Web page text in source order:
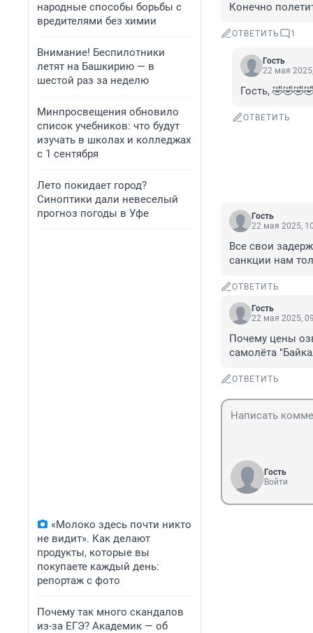
народные способы борьбы с
вредителями без химии
Внимание! Беспилотники
летят на Башкирию — в
шестой раз за неделю
Минпросвещения обновило
список учебников: что будут
изучать в школах и колледжах
с 1 сентября
Лето покидает город?
Синоптики дали невеселый
прогноз погоды в Уфе
«Молоко здесь почти никто
не видит». Как делают
продукты, которые вы
покупаете каждый день:
репортаж с фото
Почему так много скандалов
из-за ЕГЭ? Академик — об
Конечно
ОТВЕТИТЬ 1
Гость
22 мая
Гость,
ОТВЕТИТЬ
Гость
22 мая 2025,
Все свои
санкции нам
ОТВЕТИТЬ
Гость
22 мая 2025,
Почему цены
самолёта
ОТВЕТИТЬ
Гость
Войти